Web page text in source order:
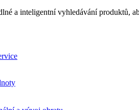
a inteligentní vyhledávání produktů,